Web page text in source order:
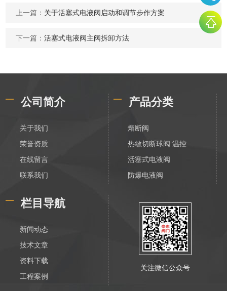
上一篇： 关于活塞式电液阀启动和调节步作方案
下一篇：活塞式电液阀主阀拆卸方法
公司简介
关于我们
荣誉资质
在线留言
联系我们
产品分类
熔断阀
热敏切断球阀 温控切断阀
活塞式电液阀
防爆电液阀
装车数字控制阀
不锈钢活塞式电液阀
V788活塞式电液阀
膜片式电液阀
油库防爆紧急切断阀
栏目导航
新闻动态
技术文章
资料下载
工程案例
关注微信公众号